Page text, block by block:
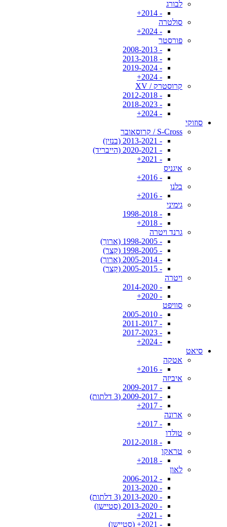
לבורג
- 2014+
סולטרה
- 2024+
פורסטר
- 2008-2013
- 2013-2018
- 2019-2024
- 2024+
קרוסטרק / XV
- 2012-2018
- 2018-2023
- 2024+
סוזוקי
S-Cross / קרוסאובר
- 2013-2021 (בנזין)
- 2020-2021 (הייבריד)
- 2021+
איגניס
- 2016+
בלנו
- 2016+
גימיני
- 1998-2018
- 2018+
גרנד ויטרה
- 1998-2005 (ארוך)
- 1998-2005 (קצר)
- 2005-2014 (ארוך)
- 2005-2015 (קצר)
ויטרה
- 2014-2020
- 2020+
סוויפט
- 2005-2010
- 2011-2017
- 2017-2023
- 2024+
סיאט
אטקה
- 2016+
איביזה
- 2009-2017
- 2009-2017 (3 דלתות)
- 2017+
ארונה
- 2017+
טולדו
- 2012-2018
טראקו
- 2018+
לאון
- 2006-2012
- 2013-2020
- 2013-2020 (3 דלתות)
- 2013-2020 (סטיישן)
- 2021+
- 2021+ (סטיישן)